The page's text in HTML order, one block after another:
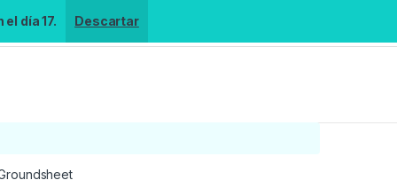
día 17. Descartar